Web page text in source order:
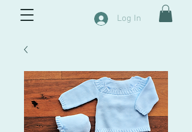
Log In